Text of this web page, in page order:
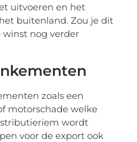
uitvoeren en het
buitenland. Zou je dit
winst nog verder
zoals een
motorschade welke
wordt
voor de export ook